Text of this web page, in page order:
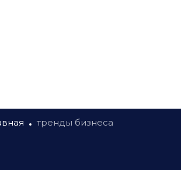
тренды бизнеса